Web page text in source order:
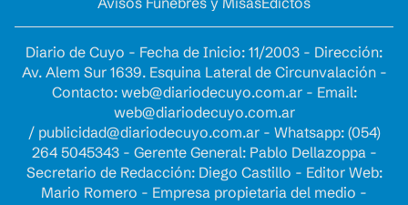
Diario de Cuyo - Fecha de Inicio: 11/2003 - Dirección:
Av. Alem Sur 1639. Esquina Lateral de Circunvalación -
Contacto: web@diariodecuyo.com.ar- Email:
web@diariodecuyo.com.ar
/ publicidad@diariodecuyo.com.ar- Whatsapp: (054)
264 5045343 - Gerente General: Pablo Dellazoppa -
Secretario de Redacción: Diego Castillo - Editor Web:
Mario Romero - Empresa propietaria del medio -